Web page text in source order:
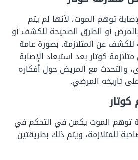
توهم الموت، لأنها لم يتم
بالمرض أو الطرق الصحيحة للكشف أو
للكشف عن المتلازمة. بصورة عامة
كوتار بعد استبعاد الإصابة
والتحدث مع المريض حول أفكاره
تاريخه المرضي.
كوتار
توهم الموت يكمن في التحكم في
للمتلازمة، ويتم ذلك بطريقتين